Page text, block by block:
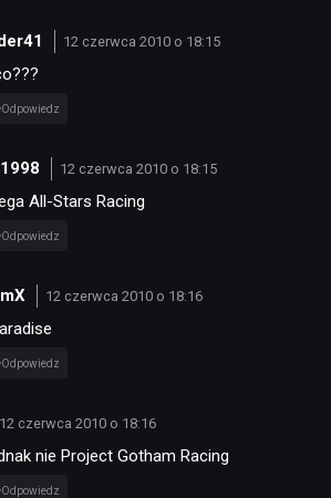
12 czerwca 2010 o 18:15
Odpowiedz
12 czerwca 2010 o 18:15
All-Stars Racing
Odpowiedz
12 czerwca 2010 o 18:16
Odpowiedz
12 czerwca 2010 o 18:16
nie Project Gotham Racing
Odpowiedz